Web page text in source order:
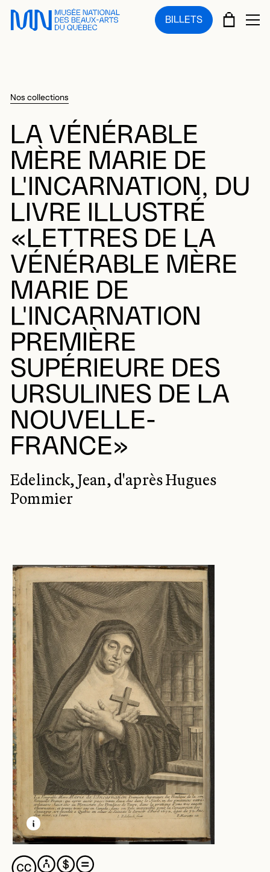
Sauter au menu principal
Sauter au contenu principal
Sauter au pied de page
BILLETS PANIER
Nos collections
LA VÉNÉRABLE
MÈRE MARIE DE
L'INCARNATION, DU
LIVRE ILLUSTRÉ
«LETTRES DE LA
VÉNÉRABLE MÈRE
MARIE DE
L'INCARNATION
PREMIÈRE
SUPÉRIEURE DES
URSULINES DE LA
NOUVELLE-
FRANCE»
Edelinck, Jean, d'après Hugues
Pommier
EN SAVOIR PLUS SUR CETTE IMAGE
OUVRIR LA MODALE